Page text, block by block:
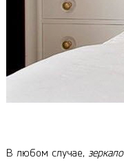
В любом случае,